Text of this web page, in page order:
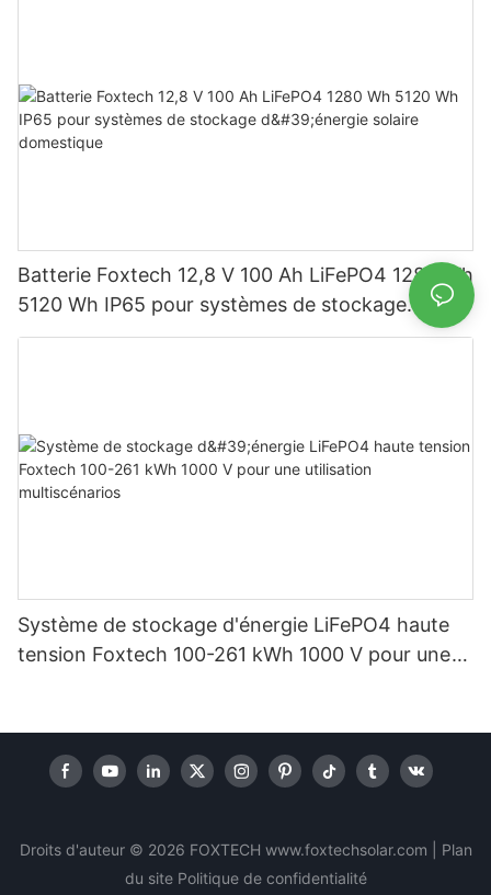
Batterie Foxtech 12,8 V 100 Ah LiFePO4 1280 Wh
5120 Wh IP65 pour systèmes de stockage
d'énergie solaire domestique
Système de stockage d'énergie LiFePO4 haute
tension Foxtech 100-261 kWh 1000 V pour une
Droits d'auteur © 2026 FOXTECH www.foxtechsolar.com
Plan
du site Politiquede confidentialité